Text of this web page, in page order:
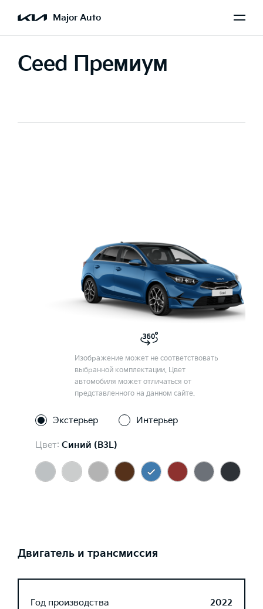
Major Auto
Ceed Премиум
Изображение может не соответствовать
выбранной комплектации. Цвет
автомобиля может отличаться от
представленного на данном сайте.
Экстерьер Интерьер
Цвет: Синий (B3L)
Двигатель и трансмиссия
Год производства
2022